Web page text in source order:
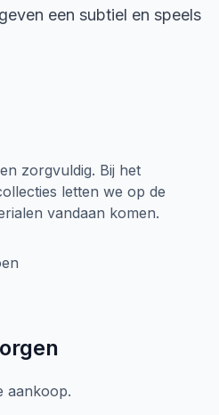
een subtiel en speels
zorgvuldig. Bij het
letten we op de
vandaan komen.
aankoop.